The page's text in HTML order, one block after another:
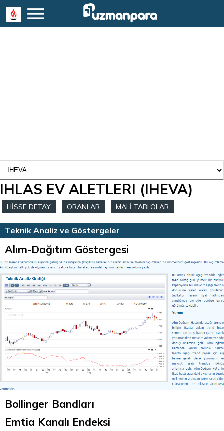
IHLAS EV ALETLERI (IHEVA)
HİSSE DETAY ORANLAR MALİ TABLOLAR
HİSSE HABERLERİ TEKNİK ANALİZ
Teknik Analiz ve Göstergeler
Alım-Dağıtım Göstergesi
Bollinger Bandları
Emtia Kanalı Endeksi